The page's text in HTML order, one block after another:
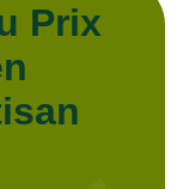
Prix